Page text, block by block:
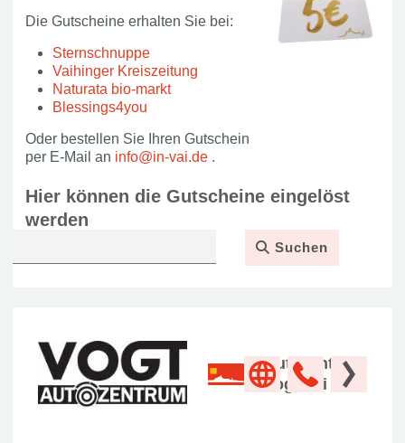
Die Gutscheine erhalten Sie bei:
Sternschnuppe
Vaihinger Kreiszeitung
Naturata bio-markt
Blessings4you
Oder bestellen Sie Ihren Gutschein
per E-Mail an info@in-vai.de .
Hier können die Gutscheine eingelöst
werden
Suchen
Autozentrum
Vogt Vai